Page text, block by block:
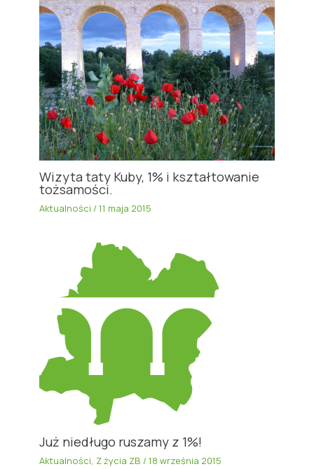
Wizyta taty Kuby, 1% i kształtowanie
tożsamości.
Aktualności /11 maja 2015
Już niedługo ruszamy z 1%!
Aktualności, Z życia ZB /18 września 2015